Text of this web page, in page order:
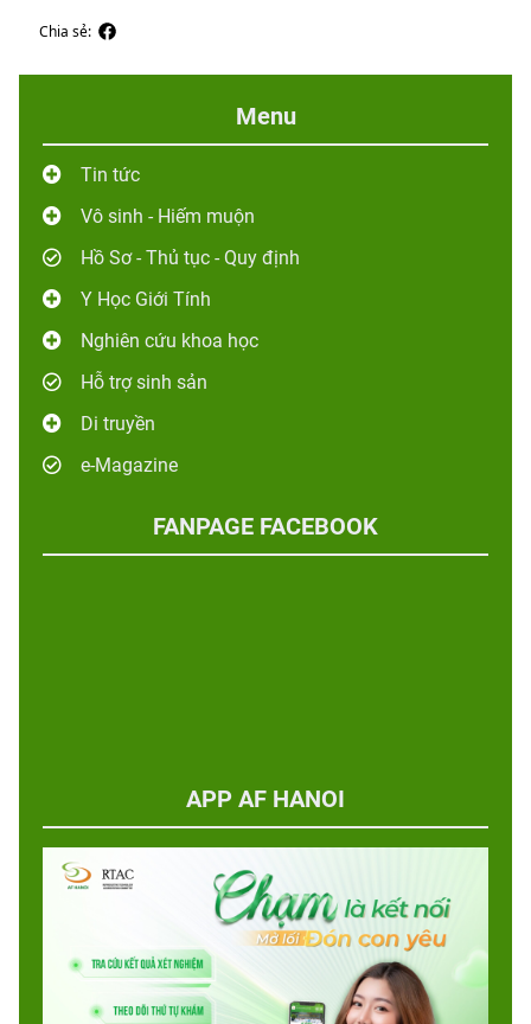
Chia sẻ:
Menu
Tin tức
Vô sinh - Hiếm muộn
Hồ Sơ - Thủ tục - Quy định
Y Học Giới Tính
Nghiên cứu khoa học
Hỗ trợ sinh sản
Di truyền
e-Magazine
FANPAGE FACEBOOK
APP AF HANOI